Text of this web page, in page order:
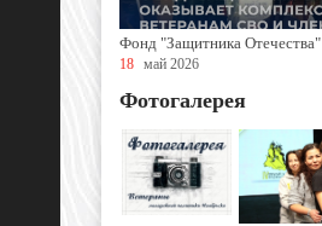
Фонд "Защитника Отечества"
18 май 2026
Фотогалерея